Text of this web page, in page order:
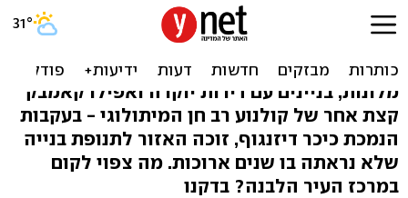
ירידה לשם עלייה: הנדל"ן
סביב כיכר דיזנגוף מתעורר
מלונות, בניינים עם דירות יוקרה ואפילו קאמבק
קצת אחר של קולנוע רב חן המיתולוגי - בעקבות
הנמכת כיכר דיזנגוף, זוכה האזור לתנופת בנייה
שלא נראתה בו שנים ארוכות. מה צפוי לקום
במרכז העיר הלבנה? בדקנו